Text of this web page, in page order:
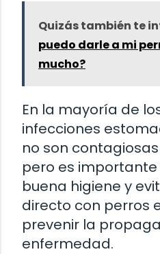
Quizás también te
puedo darle a mi
mucho?
En la mayoría de
infecciones
no son
pero es
buena higiene y
directo con perros
prevenir la
enfermedad.